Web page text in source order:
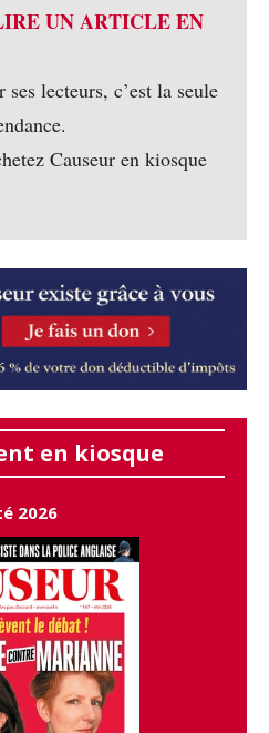
UN ARTICLE EN
lecteurs, c’est la seule
Causeur en kiosque
en kiosque
2026